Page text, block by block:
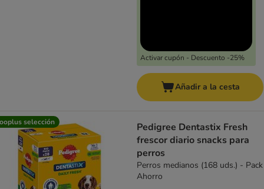
Activar cupón - Descuento -25%
Añadir a la cesta
selección
Pedigree Dentastix Fresh
frescor diario snacks para
perros
Perros medianos (168 uds.) - Pack
Ahorro